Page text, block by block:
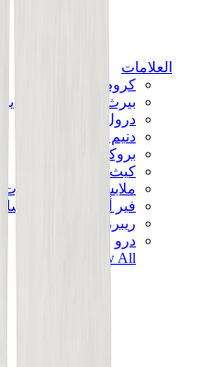
العلامات
كروم هارتس
بيرث أوف رويال تشايلد
درول دو مونسيور
دنيم تيرز
بروكن بلانت
كيث
ملابس ترافيس سكوت
فير أوف غاد × إيسنشالز
ريبرزنت
درو
View All